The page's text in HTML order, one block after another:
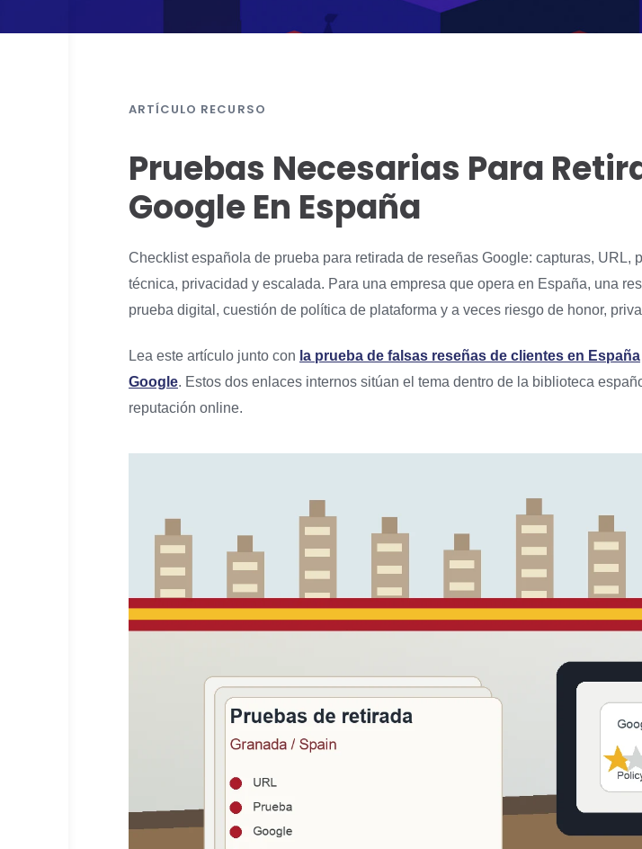
ARTÍCULO RECURSO
Pruebas Necesarias Para
Google En España
Checklist española de prueba para retirada de reseñas Google: capturas, URL,
técnica, privacidad y escalada. Para una empresa que opera en España, una
prueba digital, cuestión de política de plataforma y a veces riesgo de honor,
Lea este artículo junto con la prueba de falsas reseñas de clientes en España
Google. Estos dos enlaces internos sitúan el tema dentro de la biblioteca
reputación online.